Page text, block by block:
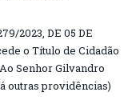
2023, DE 05 DE
o Título de Cidadão
Senhor Gilvandro
outras providências)